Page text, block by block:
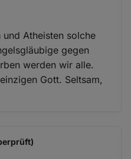
Atheisten solche
gegen
werden wir alle.
Gott. Seltsam,